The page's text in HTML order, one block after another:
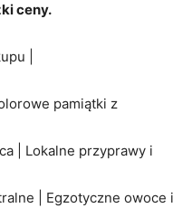
ceny.
|
pamiątki z
| Lokalne przyprawy i
| Egzotyczne owoce i